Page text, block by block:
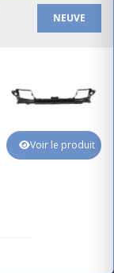
NEUVE
Voir le produit